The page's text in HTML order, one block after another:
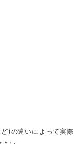
)の違いによって実際